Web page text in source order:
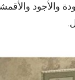
والأجود